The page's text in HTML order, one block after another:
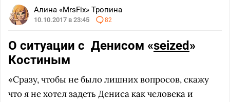
Алина «MrsFix» Тропина
10.10.2017 в 23:45 82
О ситуации с Денисом «seized »
Костиным
«Сразу, чтобы не было лишних вопросов, скажу
что я не хотел задеть Дениса как человека и